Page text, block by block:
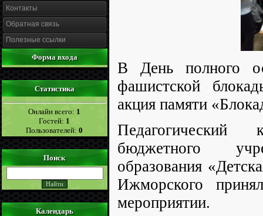
Контакты
Обратная связь
Полезные ссылки
Форма входа
Статистика
Онлайн всего: 1
Гостей: 1
Пользователей:0
Поиск
Календарь
В День полного
фашистской
акция памяти
Педагогический
бюджетного
образования
Ижморского
мероприятии.